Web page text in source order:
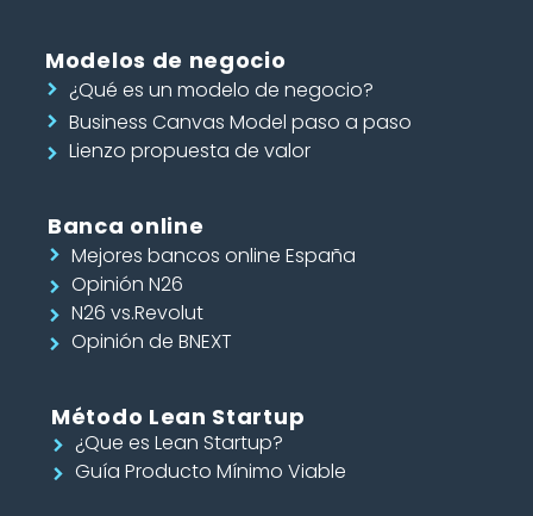
Modelos de negocio
¿Qué es un modelo de negocio?
Business Canvas Model paso a paso
Lienzo propuesta de valor
Banca online
Mejores bancos online España
Opinión N26
N26 vs.Revolut
Opinión de BNEXT
Método Lean Startup
¿Que es Lean Startup?
Guía Producto Mínimo Viable